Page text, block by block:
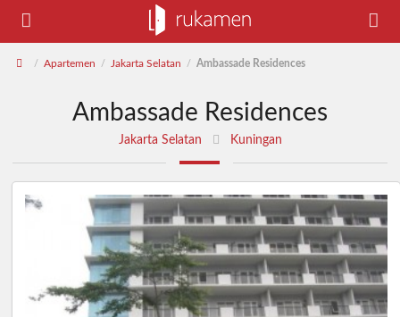
/ Apartemen / Jakarta Selatan / Ambassade Residences
Ambassade Residences
Jakarta Selatan Kuningan